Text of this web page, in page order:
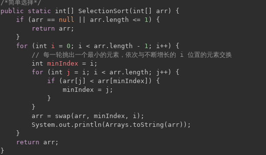
/*简单选择*/
public
static int [] SelectionSort( int [] arr) {
if (arr == null || arr.length <= 1 ) {
return arr;
    }
for ( int i = 0 ; i < arr.length - 1 ; i++) {
// 每一轮挑出一个最小的元素，依次与不断增长的 i 位置的元素交换
int minIndex = i;
for ( int j = i; i < arr.length; j++) {
if (arr[j] < arr[minIndex]) {
                minIndex = j;
            }
        }
        arr = swap(arr, minIndex, i);
        System.out.println(Arrays.toString(arr));
    }
return arr;
}